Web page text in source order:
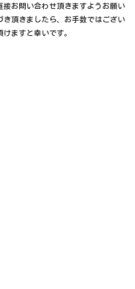
お問い合わせ頂きますようお願い
頂きましたら、お手数ではござい
ますと幸いです。